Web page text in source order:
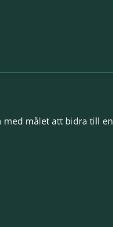
med målet att bidra till en